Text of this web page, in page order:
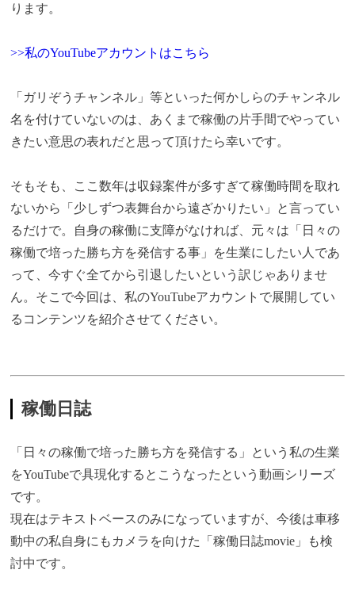
ります。
>>私のYouTubeアカウントはこちら
「ガリぞうチャンネル」等といった何かしらのチャンネル
名を付けていないのは、あくまで稼働の片手間でやってい
きたい意思の表れだと思って頂けたら幸いです。
そもそも、ここ数年は収録案件が多すぎて稼働時間を取れ
ないから「少しずつ表舞台から遠ざかりたい」と言ってい
るだけで。自身の稼働に支障がなければ、元々は「日々の
稼働で培った勝ち方を発信する事」を生業にしたい人であ
って、今すぐ全てから引退したいという訳じゃありませ
ん。そこで今回は、私のYouTubeアカウントで展開してい
るコンテンツを紹介させてください。
稼働日誌
「日々の稼働で培った勝ち方を発信する」という私の生業
をYouTubeで具現化するとこうなったという動画シリーズ
です。
現在はテキストベースのみになっていますが、今後は車移
動中の私自身にもカメラを向けた「稼働日誌movie」も検
討中です。